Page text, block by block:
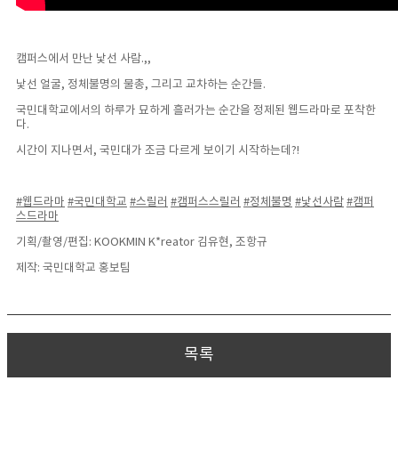
캠퍼스에서 만난 낯선 사람.,,
낯선 얼굴, 정체불명의 물총, 그리고 교차하는 순간들.
국민대학교에서의 하루가 묘하게 흘러가는 순간을 정제된 웹드라마로 포착한
다.
시간이 지나면서, 국민대가 조금 다르게 보이기 시작하는데?!
#웹드라마 #국민대학교 #스릴러 #캠퍼스스릴러 #정체불명 #낯선사람 #캠퍼
스드라마
기획/촬영/편집: KOOKMIN K*reator 김유현, 조항규
제작: 국민대학교 홍보팀
목록